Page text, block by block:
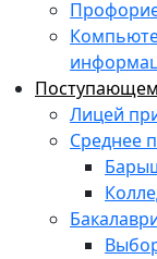
Лицей
Среднее